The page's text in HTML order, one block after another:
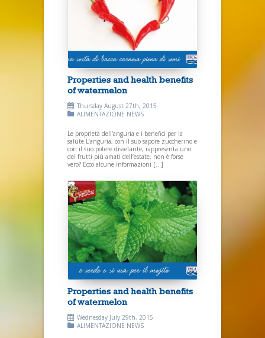
Properties and health benefits
of watermelon
Thursday August 27th, 2015
ALIMENTAZIONE NEWS
Le proprietà dell’anguria e i benefici per la
salute L’anguria, con il suo sapore zuccherino e
con il suo potere dissetante, rappresenta uno
dei frutti più amati dell’estate, non è forse
vero? Ecco alcune informazioni […]
Properties and health benefits
of watermelon
Wednesday July 29th, 2015
ALIMENTAZIONE NEWS